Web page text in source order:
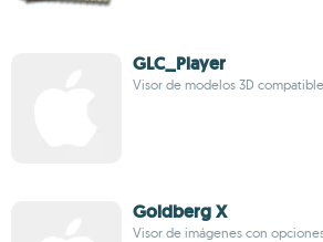
GLC_Player
Visor de modelos 3D
Goldberg X
Visor de imágenes con